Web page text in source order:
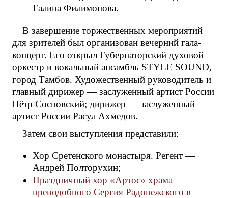
Галина Филимонова.
В завершение торжественных мероприятий
для зрителей был организован вечерний гала-
концерт. Его открыл Губернаторский духовой
оркестр и вокальный ансамбль STYLE SOUND,
город Тамбов. Художественный руководитель и
главный дирижер — заслуженный артист России
Пётр Сосновский; дирижер — заслуженный
артист России Расул Ахмедов.
Затем свои выступления представили:
Хор Сретенского монастыря. Регент —
Андрей Полторухин;
Праздничный хор «Артос» храма
преподобного Сергия Радонежского в